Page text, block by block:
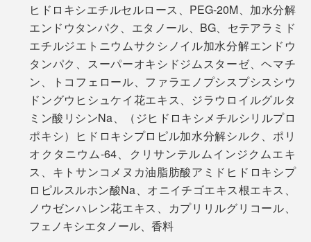
〈こんな方におすすめ〉
なぜ、今でも軟膏や接着剤でアルミ素材が使われている
んだろう——。
そんな疑問から、アルミを調べていくとじつはとても理
にかなった素材だったことがわかりました。
遮光されたアルミ素材は、直射日光による成分の劣化
や、空気や水分の逆戻りがないため酸化や雑菌が入るの
を防ぐ役割も。
毎年冬になると乾燥で痒みまで出てしまう私の頭皮が、
近頃はすごく落ち着いていていることがなにより嬉しか
ったです。
《スタッフも体験！》
男性スタッフK／細くやわらかい髪質
シティモダンな香りが自然ですごくいい！泡立ちはスタ
ッフの評判通りで、まとまりを実感しつつも、根元はペ
タッとせず、セットがしやすい。人生はじめてのアルミ
チューブも新鮮でした。
ヒドロキシエチルセルロース、PEG-20M、加水分解
エンドウタンパク、エタノール、BG、セテアラミド
エチルジエトニウムサクシノイル加水分解エンドウ
タンパク、スーパーオキシドジムスターゼ、ヘマチ
ン、トコフェロール、ファラエノプシスプシスシウ
ドングウヒシュケイ花エキス、ジラウロイルグルタ
ミン酸リシンNa、（ジヒドロキシメチルシリルプロ
ポキシ）ヒドロキシプロピル加水分解シルク、ポリ
オクタニウム-64、クリサンテルムインジクムエキ
ス、キトサンコメヌカ油脂肪酸アミドヒドロキシプ
ロピルスルホン酸Na、オニイチゴエキス根エキス、
ノウゼンハレン花エキス、カプリリルグリコール、
フェノキシエタノール、香料